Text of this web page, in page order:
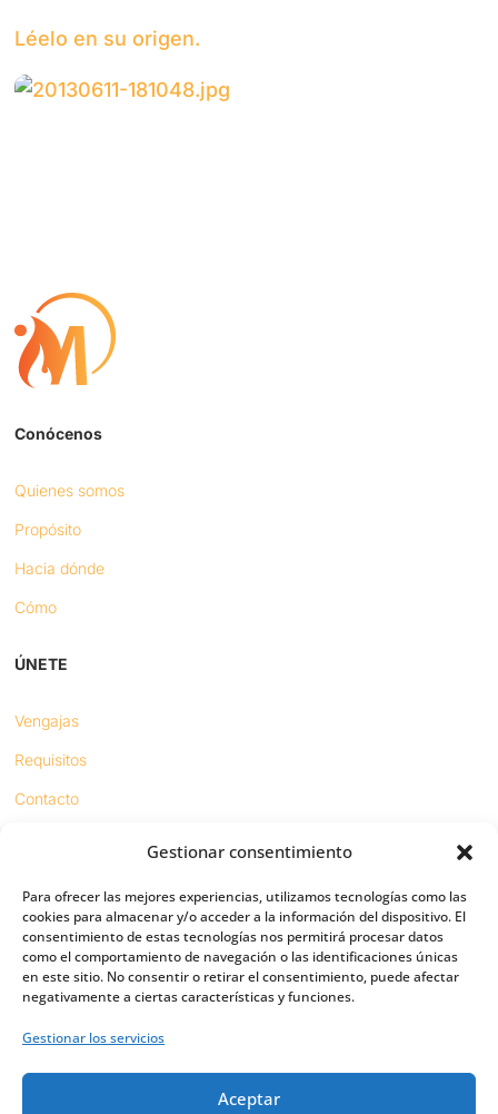
Gestionar consentimiento
Para ofrecer las mejores experiencias, utilizamos tecnologías como las
cookies para almacenar y/o acceder a la información del dispositivo. El
consentimiento de estas tecnologías nos permitirá procesar datos
como el comportamiento de navegación o las identificaciones únicas
en este sitio. No consentir o retirar el consentimiento, puede afectar
negativamente a ciertas características y funciones.
Gestionar los servicios
Aceptar
Léelo en su origen.
Conócenos
Quienes somos
Propósito
Hacia dónde
Cómo
ÚNETE
Vengajas
Requisitos
Contacto
Sínodo digital
Respeto en redes
PUENTES